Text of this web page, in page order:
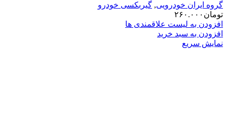
گروه ایران خودرویی, گیربکسی خودرو
تومان ۲۶۰.۰۰۰
افزودن به لیست علاقمندی ها
افزودن به سبد خرید
نمایش سریع